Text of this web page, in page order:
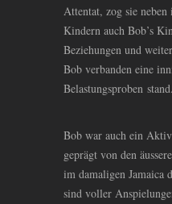
Attentat, zog sie neben
Kindern auch Bob’s
Beziehungen und
Bob verbanden eine
Belastungsproben stand.
Bob war auch ein
geprägt von den
im damaligen Jamaica
sind voller